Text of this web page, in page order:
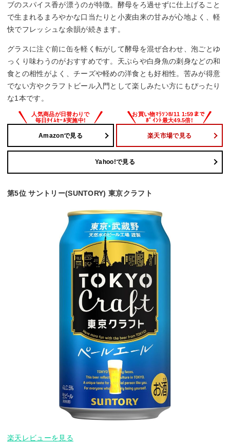
ブのスパイス香が漂うのが特徴。酵母をろ過せずに仕上げること
で生まれるまろやかな口当たりと小麦由来の甘みが心地よく、軽
快でフレッシュな余韻が続きます。
グラスに注ぐ前に缶を軽く転がして酵母を混ぜ合わせ、泡ごとゆ
っくり味わうのがおすすめです。天ぷらや白身魚の刺身などの和
食との相性がよく、チーズや軽めの洋食とも好相性。苦みが得意
でない方やクラフトビール入門として楽しみたい方にもぴったり
な1本です。
Amazonで見る 楽天市場で見る
Yahoo!で見る
第5位 サントリー(SUNTORY) 東京クラフト
楽天レビューを見る